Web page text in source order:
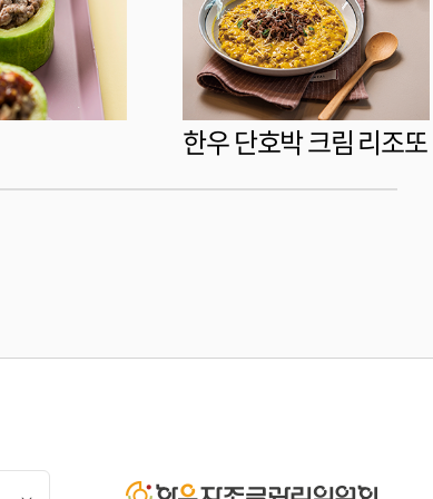
한우 단호박 크림 리조또